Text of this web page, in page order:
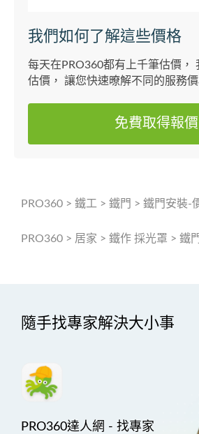
我們如何了解這些價格
每天在PRO360都有上千筆估價，
估價， 讓您快速暸解不同的服務價
免費取得報價
PRO360 > 鐵工 > 鐵門 > 鐵門安裝-
PRO360 > 居家 > 鐵作 採光罩 > 鐵
隨手找專家解決大小事
PRO360達人網 - 找專家